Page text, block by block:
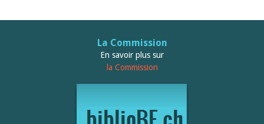
La Commission
En savoir plus sur
la Commission